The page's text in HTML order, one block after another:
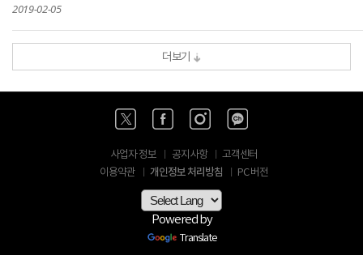
2019-02-05
더보기
사업자 정보 공지사항
고객센터
이용약관
개인정보 처리방침 PC 버전
Powered by
Translate